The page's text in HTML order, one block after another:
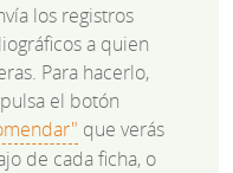
los registros
a quien
Para hacerlo,
pulsa el botón
que verás
de cada ficha, o